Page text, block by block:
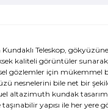
Teleskop,
kaliteli görüntüler
gözlemler için
nesnelerini bile net bir
altazimuth kundak
yapısı ile her